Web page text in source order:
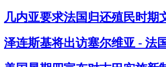
几内亚要求法国归还殖民时期
泽连斯基将出访塞尔维亚 - 法